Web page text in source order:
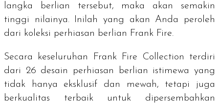
langka berlian tersebut, maka akan semakin
tinggi nilainya. Inilah yang akan Anda peroleh
dari koleksi perhiasan berlian Frank Fire.
Secara keseluruhan Frank Fire Collection terdiri
dari 26 desain perhiasan berlian istimewa yang
tidak hanya eksklusif dan mewah, tetapi juga
berkualitas terbaik untuk dipersembahkan